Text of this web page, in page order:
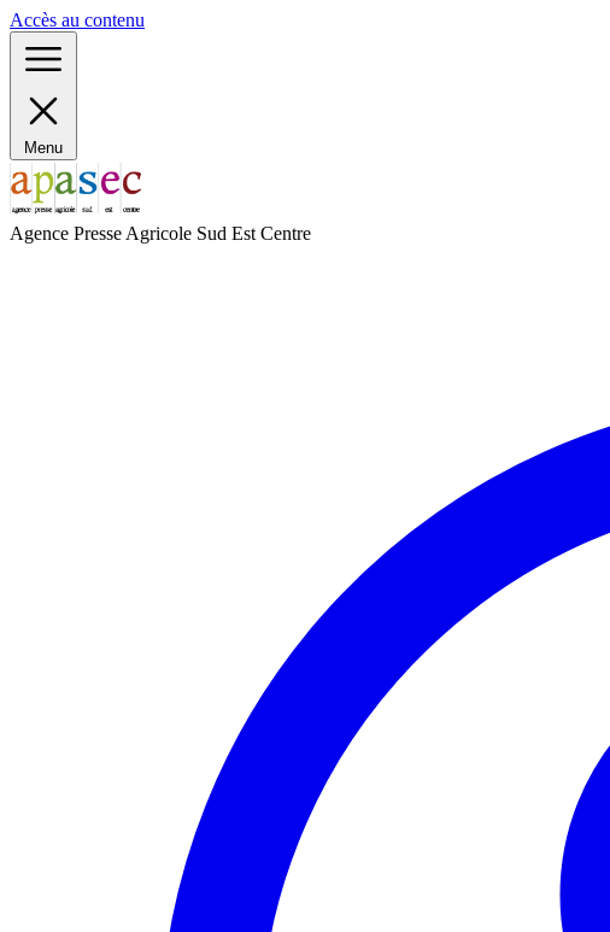
Accès au contenu
Menu
Agence Presse Agricole Sud Est Centre
Panneau de gestion des cookies